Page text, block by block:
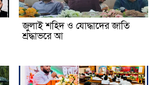
জুলাই শহিদ ও যোদ্ধাদের জাতি
শ্রদ্ধাভরে আ